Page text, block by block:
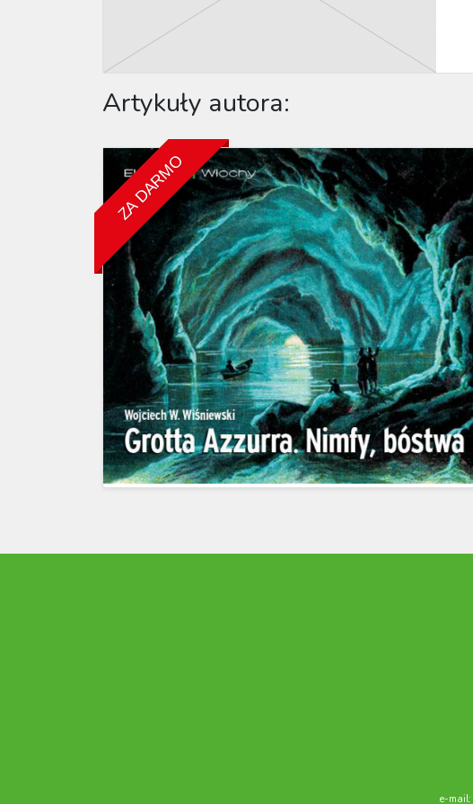
Artykuły autora:
ZA DARMO
e-mail: